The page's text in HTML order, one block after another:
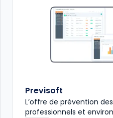
Previsoft
L’offre de prévention
professionnels et